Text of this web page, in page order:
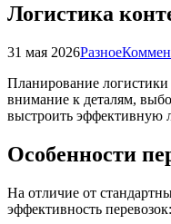
Логистика
31 мая 2026Разное
Планирование
внимание к деталям,
выстроить эффективную
Особенности
На отличие от
эффективность перевозок: